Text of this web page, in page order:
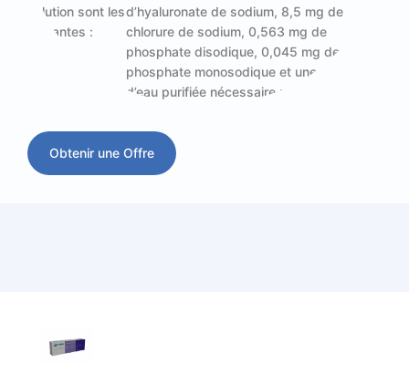
solution sont les
suivantes :
d’hyaluronate de sodium, 8,5 mg de
chlorure de sodium, 0,563 mg de
phosphate disodique, 0,045 mg de
phosphate monosodique et une quantité
d’eau purifiée nécessaire pour l’injection.
Obtenir une Offre